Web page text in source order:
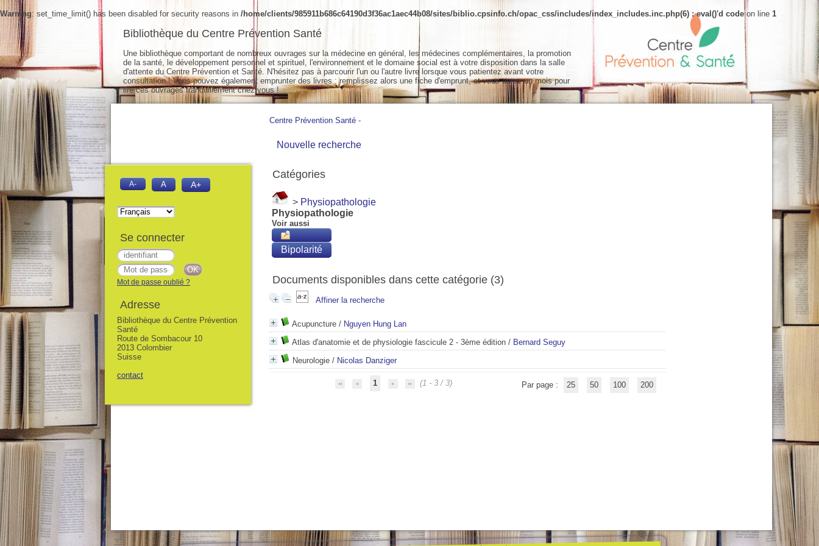
Warning: set_time_limit() has been disabled for security reasons in /home/clients/985911b686c64190d3f36ac1aec44b08/sites/biblio.cpsinfo.ch/opac_css/includes/index_includes.inc.php(6) : eval()'d codeon line 1
Centre Prévention Santé -
Nouvelle recherche
Catégories
> Physiopathologie
Physiopathologie
Voir aussi
Bipolarité
Documents disponibles dans cette catégorie (3)
Affiner la recherche
Acupuncture / Nguyen Hung Lan
Atlas d'anatomie et de physiologie fascicule 2 - 3ème édition / Bernard Seguy
Neurologie / Nicolas Danziger
1 (1 - 3 / 3) Par page : 25 50 100 200
Bibliothèque du Centre Prévention Santé
Une bibliothèque comportant de nombreux ouvrages sur la médecine en général, les médecines complémentaires, la promotion
de la santé, le développement personnel et spirituel, l'environnement et le domaine social est à votre disposition dans la salle
d'attente du Centre Prévention et Santé. N'hésitez pas à parcourir l'un ou l'autre livre lorsque vous patientez avant votre
consultation ! Vous pouvez également emprunter des livres : remplissez alors une fiche d'emprunt, et vous aurez un mois pour
lire ces ouvrages tranquillement chez vous !
A- A A+
Se connecter
Mot de passe oublié ?
Adresse
Bibliothèque du Centre Prévention
Santé
Route de Sombacour 10
2013 Colombier
Suisse
contact